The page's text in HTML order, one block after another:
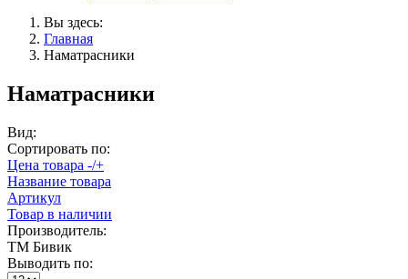
Вы здесь:
Главная
Наматрасники
Наматрасники
Вид:
Сортировать по:
Цена товара -/+
Название товара
Артикул
Товар в наличии
Производитель:
ТМ Бивик
Выводить по: